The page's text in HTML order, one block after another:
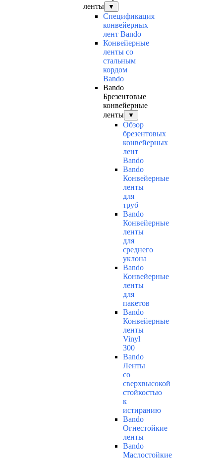
ленты
▼
Спецификация
конвейерных
лент Bando
Конвейерные
ленты со
стальным
кордом
Bando
Bando
Брезентовые
конвейерные
ленты
▼
Обзор
брезентовых
конвейерных
лент
Bando
Bando
Конвейерные
ленты
для
труб
Bando
Конвейерные
ленты
для
среднего
уклона
Bando
Конвейерные
ленты
для
пакетов
Bando
Конвейерные
ленты
Vinyl
300
Bando
Ленты
со
сверхвысокой
стойкостью
к
истиранию
Bando
Огнестойкие
ленты
Bando
Маслостойкие